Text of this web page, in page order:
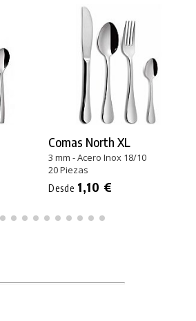
Comas North XL
3 mm - Acero Inox 18/10
20 Piezas
Desde 1,10 €